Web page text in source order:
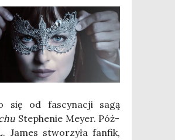
się od fascy­na­cji sagą
Ste­phe­nie Mey­er. Póź­
James stwo­rzy­ła fan­fik,